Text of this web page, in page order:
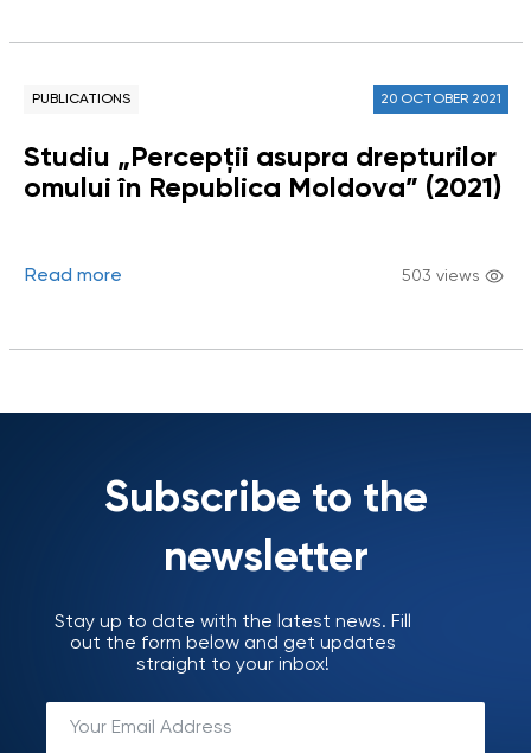
PUBLICATIONS 20 OCTOBER 2021
Studiu „Percepții asupra drepturilor
omului în Republica Moldova” (2021)
Read more 503 views
Subscribe to the
newsletter
Stay up to date with the latest news. Fill
out the form below and get updates
straight to your inbox!